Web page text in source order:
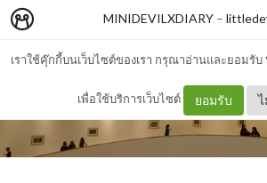
เราใช้คุ๊กกี้บนเว็บไซต์ของเรา กรุณาอ่านและยอมรับ
เพื่อใช้บริการเว็บไซต์ ยอมรับ
MINIDEVILXDIARY–